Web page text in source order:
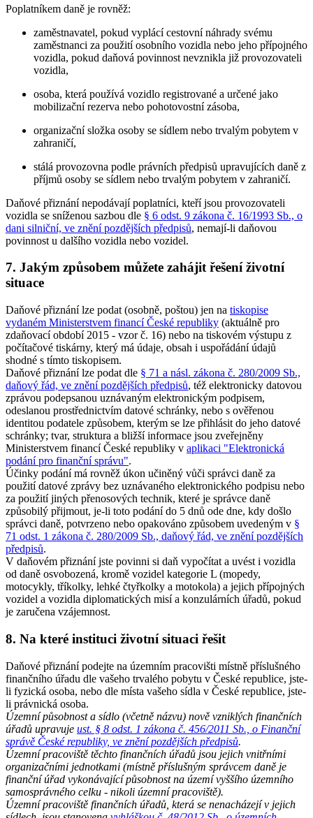
Poplatníkem daně je rovněž:
zaměstnavatel, pokud vyplácí cestovní náhrady svému
zaměstnanci za použití osobního vozidla nebo jeho přípojného
vozidla, pokud daňová povinnost nevznikla již provozovateli
vozidla,
osoba, která používá vozidlo registrované a určené jako
mobilizační rezerva nebo pohotovostní zásoba,
organizační složka osoby se sídlem nebo trvalým pobytem v
zahraničí,
stálá provozovna podle právních předpisů upravujících daně z
příjmů osoby se sídlem nebo trvalým pobytem v zahraničí.
Daňové přiznání nepodávají poplatníci, kteří jsou provozovateli
vozidla se sníženou sazbou dle § 6 odst. 9 zákona č. 16/1993 Sb., o
dani silniční, ve znění pozdějších předpisů, nemají-li daňovou
povinnost u dalšího vozidla nebo vozidel.
7. Jakým způsobem můžete zahájit řešení životní
situace
Daňové přiznání lze podat (osobně, poštou) jen na tiskopise
vydaném Ministerstvem financí České republiky (aktuálně pro
zdaňovací období 2015 - vzor č. 16) nebo na tiskovém výstupu z
počítačové tiskárny, který má údaje, obsah i uspořádání údajů
shodné s tímto tiskopisem.
Daňové přiznání lze podat dle § 71 a násl. zákona č. 280/2009 Sb.,
daňový řád, ve znění pozdějších předpisů, též elektronicky datovou
zprávou podepsanou uznávaným elektronickým podpisem,
odeslanou prostřednictvím datové schránky, nebo s ověřenou
identitou podatele způsobem, kterým se lze přihlásit do jeho datové
schránky; tvar, struktura a bližší informace jsou zveřejněny
Ministerstvem financí České republiky v aplikaci "Elektronická
podání pro finanční správu".
Účinky podání má rovněž úkon učiněný vůči správci daně za
použití datové zprávy bez uznávaného elektronického podpisu nebo
za použití jiných přenosových technik, které je správce daně
způsobilý přijmout, je-li toto podání do 5 dnů ode dne, kdy došlo
správci daně, potvrzeno nebo opakováno způsobem uvedeným v §
71 odst. 1 zákona č. 280/2009 Sb., daňový řád, ve znění pozdějších
předpisů.
V daňovém přiznání jste povinni si daň vypočítat a uvést i vozidla
od daně osvobozená, kromě vozidel kategorie L (mopedy,
motocykly, tříkolky, lehké čtyřkolky a motokola) a jejich přípojných
vozidel a vozidla diplomatických misí a konzulárních úřadů, pokud
je zaručena vzájemnost.
8. Na které instituci životní situaci řešit
Daňové přiznání podejte na územním pracovišti místně příslušného
finančního úřadu dle vašeho trvalého pobytu v České republice, jste-
li fyzická osoba, nebo dle místa vašeho sídla v České republice, jste-
li právnická osoba.
Územní působnost a sídlo (včetně názvu) nově vzniklých finančních
úřadů upravuje ust. § 8 odst. 1 zákona č. 456/2011 Sb., o Finanční
správě České republiky, ve znění pozdějších předpisů.
Územní pracoviště těchto finančních úřadů jsou jejich vnitřními
organizačními jednotkami (místně příslušným správcem daně je
finanční úřad vykonávající působnost na území vyššího územního
samosprávného celku - nikoli územní pracoviště).
Územní pracoviště finančních úřadů, která se nenacházejí v jejich